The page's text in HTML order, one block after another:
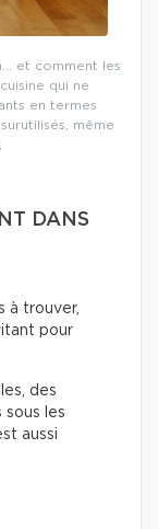
et comment les
qui ne
en termes
même
DANS
à trouver,
pour
des
les
aussi